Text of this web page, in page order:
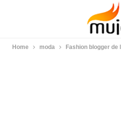
Home moda Fashion blogger